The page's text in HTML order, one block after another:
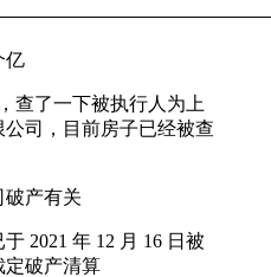
亿
查了一下被执行人为上
司，目前房子已经被查
破产有关
2021 年 12 月 16 日被
定破产清算